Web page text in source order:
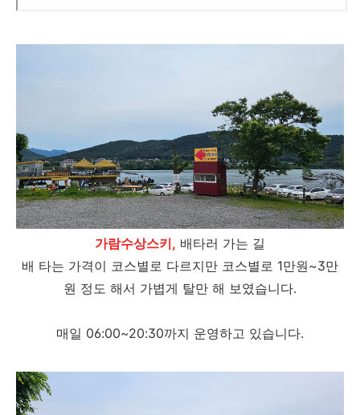
가람수상스키, 배타러 가는 길
배 타는 가격이 코스별로 다르지만 코스별로 1만원~3만
원 정도 해서 가볍게 탈만 해 보였습니다.
매일 06:00~20:30까지 운영하고 있습니다.